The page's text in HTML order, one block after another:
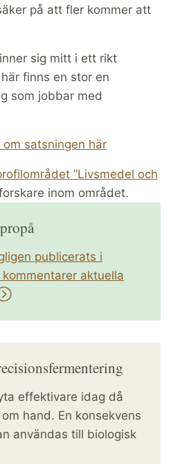
på att fler kommer att
sig mitt i ett rikt
finns en stor en
som jobbar med
satsningen här
”Livsmedel och
inom området.
effektivare idag då
hand. En konsekvens
användas till biologisk
publicerats i
aktuella